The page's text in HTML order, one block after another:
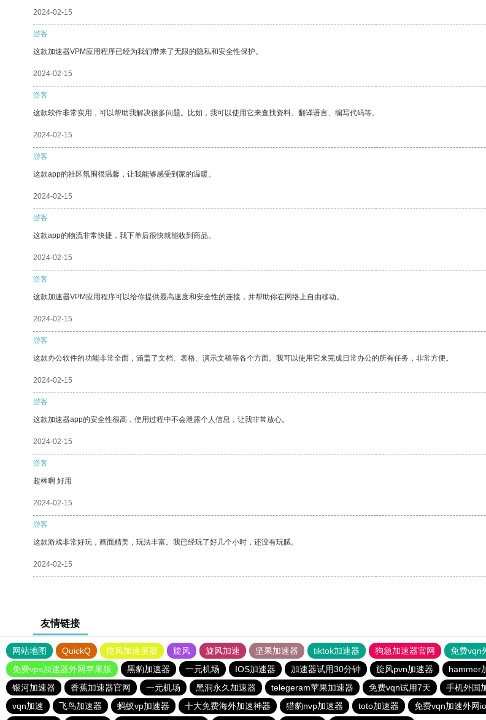
2024-02-15
游客
这款加速器VPM应用程序已经为我们带来了无限的隐私和安全性保护。
2024-02-15
游客
这款软件非常实用，可以帮助我解决很多问题。比如，我可以使用它来查找资料、翻译语言、编写代码等。
2024-02-15
游客
这款app的社区氛围很温馨，让我能够感受到家的温暖。
2024-02-15
游客
这款app的物流非常快捷，我下单后很快就能收到商品。
2024-02-15
游客
这款加速器VPM应用程序可以给你提供最高速度和安全性的连接，并帮助你在网络上自由移动。
2024-02-15
游客
这款办公软件的功能非常全面，涵盖了文档、表格、演示文稿等各个方面。我可以使用它来完成日常办公的所有任务，非常方便。
2024-02-15
游客
这款加速器app的安全性很高，使用过程中不会泄露个人信息，让我非常放心。
2024-02-15
游客
超棒啊 好用
2024-02-15
游客
这款游戏非常好玩，画面精美，玩法丰富。我已经玩了好几个小时，还没有玩腻。
2024-02-15
友情链接
网站地图 QuickQ 旋风加速度器 旋风 旋风加速 坚果加速器 tiktok加速器 狗急加速器官网 免费vqn
免费vps加速器外网苹果版
黑豹加速器 一元机场 IOS加速器 加速器试用30分钟 旋风pvn加速器 hammer
银河加速器
香蕉加速器官网 一元机场 黑洞永久加速器 telegeram苹果加速器 免费vqn试用7天 手机外国
vqn加速
飞鸟加速器 蚂蚁vp加速器 十大免费海外加速神器 猎豹nvp加速器 toto加速器 免费vqn加速外网